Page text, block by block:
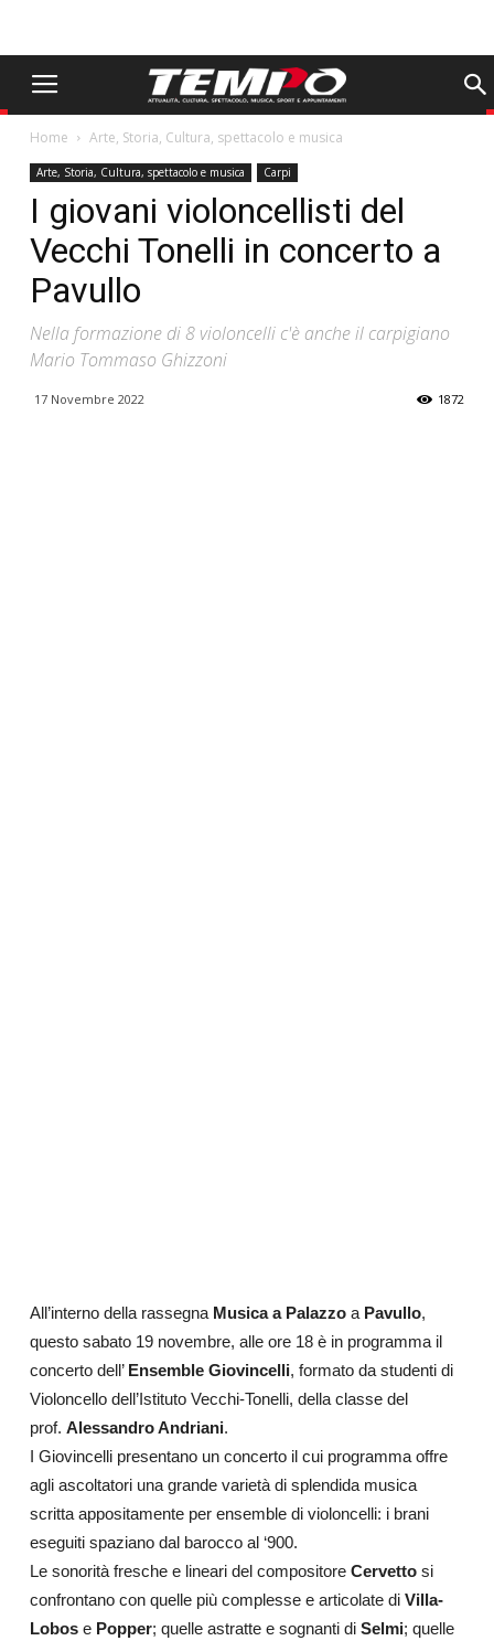
Home Arte, Storia, Cultura, spettacolo e musica
Arte, Storia, Cultura, spettacolo e musica Carpi
I giovani violoncellisti del
Vecchi Tonelli in concerto a
Pavullo
Nella formazione di 8 violoncelli c'è anche il carpigiano
Mario Tommaso Ghizzoni
17 Novembre 2022 1872
All’interno della rassegna Musica a Palazzoa Pavullo,
questo sabato 19 novembre, alle ore 18 è in programma il
concerto dell’ Ensemble Giovincelli, formato da studenti di
Violoncello dell’Istituto Vecchi-Tonelli, della classe del
prof. Alessandro Andriani.
I Giovincelli presentano un concerto il cui programma offre
agli ascoltatori una grande varietà di splendida musica
scritta appositamente per ensemble di violoncelli: i brani
eseguiti spaziano dal barocco al ‘900.
Le sonorità fresche e lineari del compositoreCervettosi
confrontano con quelle più complesse e articolate di Villa-
Lobose Popper; quelle astratte e sognanti diSelmi; quelle